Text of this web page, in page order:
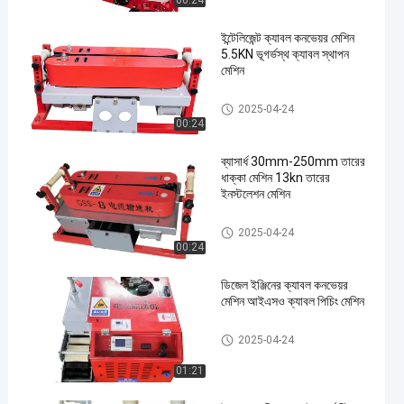
00:24
ইন্টেলিজেন্ট ক্যাবল কনভেয়র মেশিন
5.5KN ভূগর্ভস্থ ক্যাবল স্থাপন
মেশিন
Cable Conveyor
2025-04-24
00:24
ব্যাসার্ধ 30mm-250mm তারের
ধাক্কা মেশিন 13kn তারের
ইনস্টলেশন মেশিন
Cable Conveyor
2025-04-24
01:21
ডিজেল ইঞ্জিনের ক্যাবল কনভেয়র
মেশিন আইএসও ক্যাবল পিচিং মেশিন
Cable Conveyor
2025-04-24